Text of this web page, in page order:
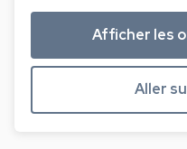
Afficher les
Aller